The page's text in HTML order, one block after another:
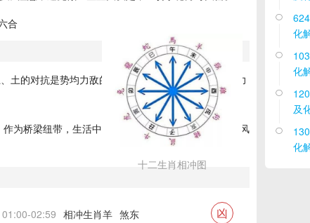
十二生肖相冲图
合
土的对抗是势均力敌的关系，只有金可以疏导彼此的力
为桥梁纽带，生活中也可以采用白色的色彩来融合，风
01:00-02:59 相冲生肖羊 煞东 凶

化

化

及

化